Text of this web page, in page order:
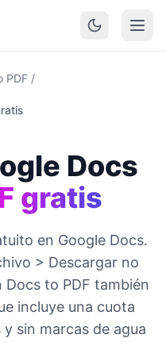
PDF /
Docs
gratis
en Google Docs.
> Descargar no
Docs to PDF también
incluye una cuota
sin marcas de agua